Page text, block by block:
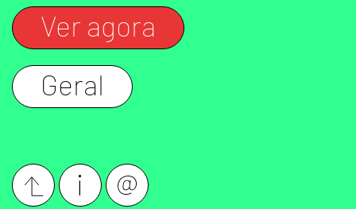
Ver agora
Geral